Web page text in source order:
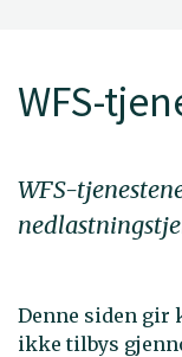
WFS-
WFS-
Denne siden gir
ikke tilbys